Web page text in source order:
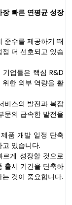
빠른 연평균 성장
준수를 제공하기 때
더 선호되고 있습
업들은 핵심 R&D
한 외부 역량을 활
비스의 발전과 복잡
문의 급속한 발전을
품 개발 일정 단축
있습니다.
게 성장할 것으로
출시 기간을 단축하
것이 중요합니다.